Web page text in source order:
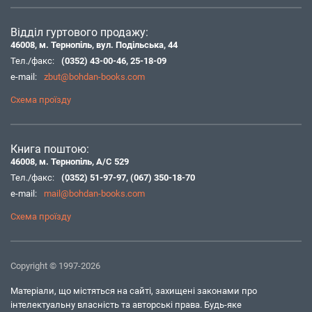
Відділ гуртового продажу:
46008, м. Тернопіль, вул. Подільська, 44
Тел./факс:
(0352) 43-00-46, 25-18-09
e-mail:
zbut@bohdan-books.com
Схема проїзду
Книга поштою:
46008, м. Тернопіль, А/С 529
Тел./факс:
(0352) 51-97-97, (067) 350-18-70
e-mail:
mail@bohdan-books.com
Схема проїзду
Copyright © 1997-2026
Матеріали, що містяться на сайті, захищені законами про
інтелектуальну власність та авторські права. Будь-яке